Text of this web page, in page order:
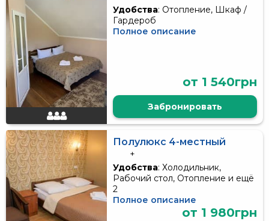
Удобства: Отопление, Шкаф /
Гардероб
Полное описание
от 1 540грн
Забронировать
Полулюкс 4-местный
+
Удобства: Холодильник,
Рабочий стол, Отопление и ещё
2
Полное описание
от 1 980грн